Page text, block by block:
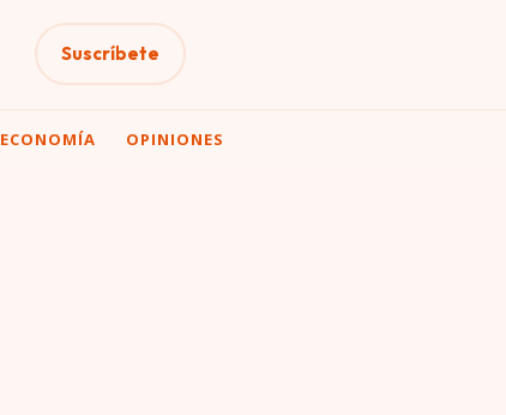
Suscríbete
ECONOMÍA OPINIONES